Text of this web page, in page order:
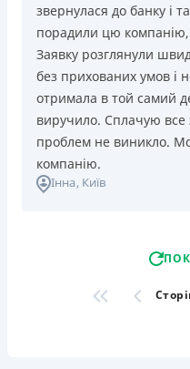
звернулася до банку і
порадили цю компанію,
Заявку розглянули
без прихованих умов і
отримала в той самий
виручило. Сплачую все
проблем не виникло.
компанію.
Інна, Київ